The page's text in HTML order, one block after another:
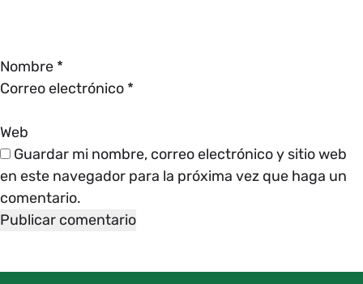
Nombre *
Correo electrónico *
Web
Guardar mi nombre, correo electrónico y sitio web
en este navegador para la próxima vez que haga un
comentario.